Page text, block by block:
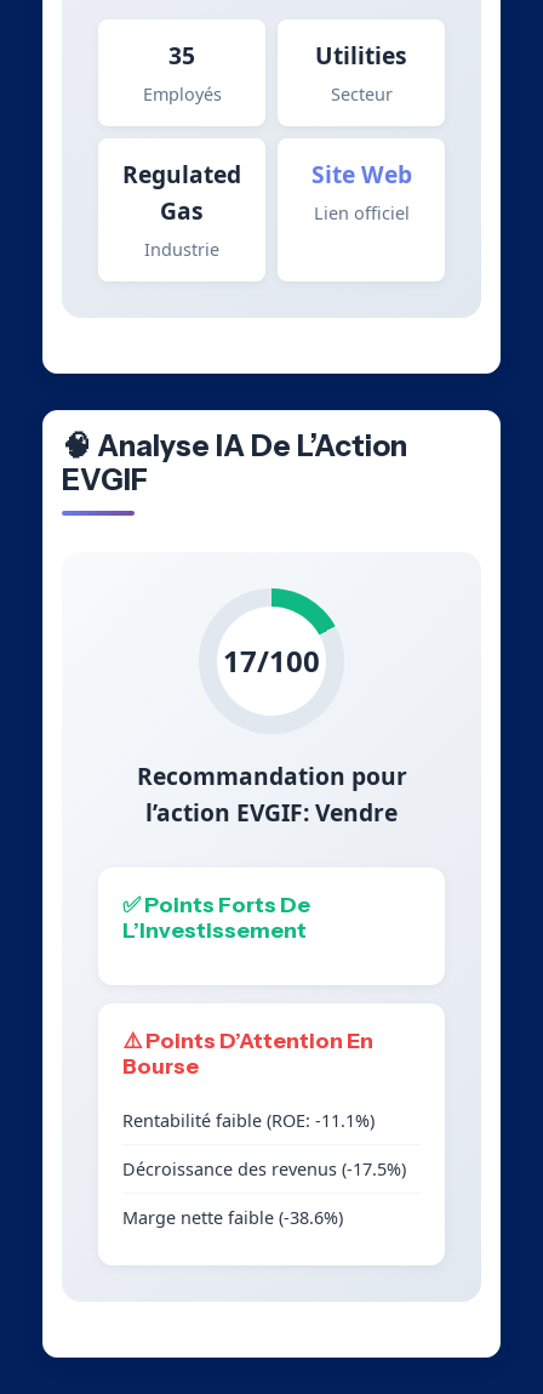
35
Employés
Utilities
Secteur
Regulated
Gas
Industrie
Site Web
Lien officiel
🧠 Analyse IA De L’Action
EVGIF
17/100
Recommandation pour
l’action EVGIF: Vendre
✅ Points Forts De
L’Investissement
⚠️ Points D’Attention En
Bourse
Rentabilité faible (ROE: -11.1%)
Décroissance des revenus (-17.5%)
Marge nette faible (-38.6%)